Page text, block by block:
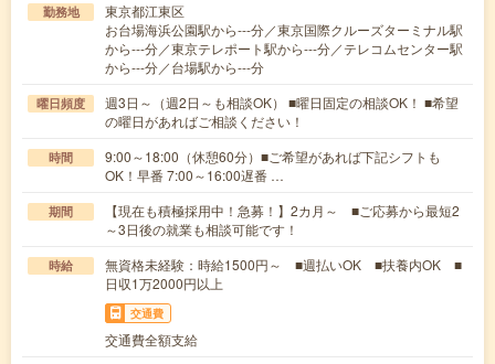
勤務地
東京都江東区
お台場海浜公園駅から---分／東京国際クルーズターミナル駅
から---分／東京テレポート駅から---分／テレコムセンター駅
から---分／台場駅から---分
曜日頻度
週3日～（週2日～も相談OK） ■曜日固定の相談OK！ ■希望
の曜日があればご相談ください！
時間
9:00～18:00（休憩60分）■ご希望があれば下記シフトも
OK！早番 7:00～16:00遅番 …
期間
【現在も積極採用中！急募！】2カ月～ ■ご応募から最短2
～3日後の就業も相談可能です！
時給
無資格未経験：時給1500円～ ■週払いOK ■扶養内OK ■
日収1万2000円以上
交通費
交通費全額支給